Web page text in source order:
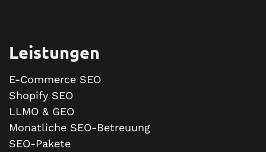
Leistungen
E-Commerce SEO
Shopify SEO
LLMO & GEO
Monatliche SEO-Betreuung
SEO-Pakete